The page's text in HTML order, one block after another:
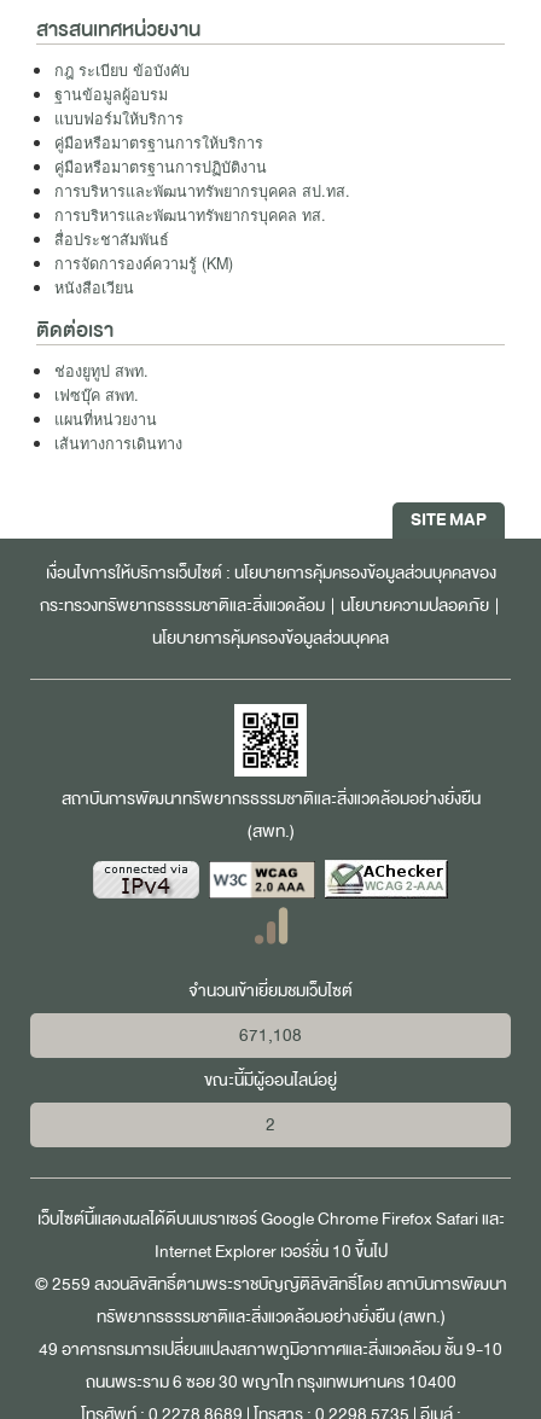
สารสนเทศหน่วยงาน
กฎ ระเบียบ ข้อบังคับ
ฐานข้อมูลผู้อบรม
แบบฟอร์มให้บริการ
คู่มือหรือมาตรฐานการให้บริการ
คู่มือหรือมาตรฐานการปฏิบัติงาน
การบริหารและพัฒนาทรัพยากรบุคคล สป.ทส.
การบริหารและพัฒนาทรัพยากรบุคคล ทส.
สื่อประชาสัมพันธ์
การจัดการองค์ความรู้ (KM)
หนังสือเวียน
ติดต่อเรา
ช่องยูทูป สพท.
เฟซบุ๊ค สพท.
แผนที่หน่วยงาน
เส้นทางการเดินทาง
SITE MAP
เงื่อนไขการให้บริการเว็บไซต์ :นโยบายการคุ้มครองข้อมูลส่วนบุคคลของ
กระทรวงทรัพยากรธรรมชาติและสิ่งแวดล้อม | นโยบายความปลอดภัย |
นโยบายการคุ้มครองข้อมูลส่วนบุคคล
สถาบันการพัฒนาทรัพยากรธรรมชาติและสิ่งแวดล้อมอย่างยั่งยืน
(สพท.)
จำนวนเข้าเยี่ยมชมเว็บไซต์
671,108
ขณะนี้มีผู้ออนไลน์อยู่
2
เว็บไซต์นี้แสดงผลได้ดีบนเบราเซอร์Google ChromeFirefoxSafariและ
Internet Explorerเวอร์ชั่น 10 ขึ้นไป
© 2559 สงวนลิขสิทธิ์ตามพระราชบัญญัติลิขสิทธิ์โดย สถาบันการพัฒนา
ทรัพยากรธรรมชาติและสิ่งแวดล้อมอย่างยั่งยืน (สพท.)
49 อาคารกรมการเปลี่ยนแปลงสภาพภูมิอากาศและสิ่งแวดล้อม ชั้น 9-10
ถนนพระราม 6 ซอย 30 พญาไท กรุงเทพมหานคร 10400